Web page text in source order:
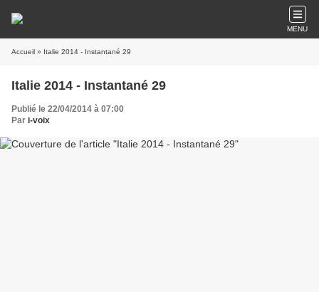
MENU
Accueil » Italie 2014 - Instantané 29
Italie 2014 - Instantané 29
Publié le 22/04/2014 à 07:00
Par i-voix